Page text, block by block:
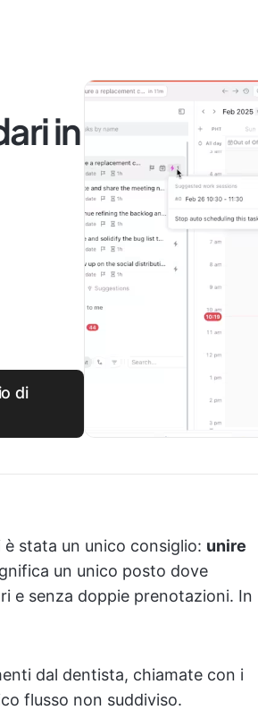
in
di
stata un unico consiglio: unire
un unico posto dove
e senza doppie prenotazioni. In
dal dentista, chiamate con i
flusso non suddiviso.